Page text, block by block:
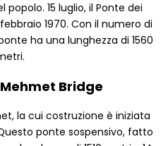
15 luglio, il Ponte dei
1970. Con il numero di
ha una lunghezza di 1560
Bridge
la cui costruzione è iniziata
ponte sospensivo, fatto